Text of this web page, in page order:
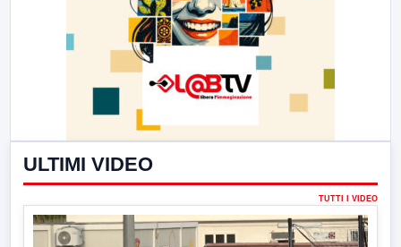
ULTIMI VIDEO
TUTTI I VIDEO